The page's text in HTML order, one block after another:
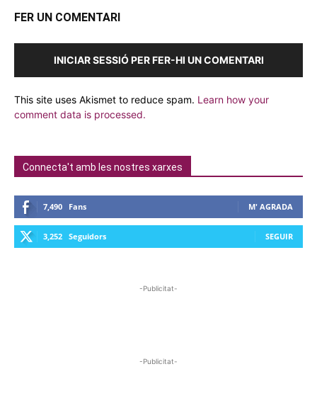
FER UN COMENTARI
INICIAR SESSIÓ PER FER-HI UN COMENTARI
This site uses Akismet to reduce spam. Learn how your
comment data is processed.
Connecta't amb les nostres xarxes
7,490 Fans M' AGRADA
3,252 Seguidors SEGUIR
-Publicitat-
-Publicitat-